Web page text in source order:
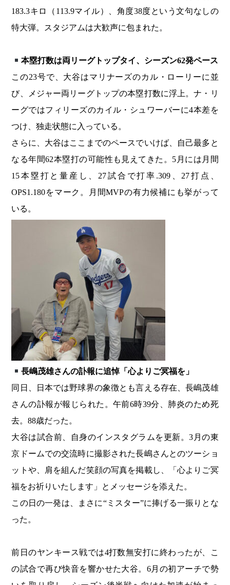
183.3キロ（113.9マイル）、角度38度という文句なしの
特大弾。スタジアムは大歓声に包まれた。
本塁打数は両リーグトップタイ、シーズン62発ペース
この23号で、大谷はマリナーズのカル・ローリーに並
び、メジャー両リーグトップの本塁打数に浮上。ナ・リ
ーグではフィリーズのカイル・シュワーバーに4本差を
つけ、独走状態に入っている。
さらに、大谷はここまでのペースでいけば、自己最多と
なる年間62本塁打の可能性も見えてきた。5月には月間
15本塁打と量産し、27試合で打率.309、27打点、
OPS1.180をマーク。月間MVPの有力候補にも挙がって
いる。
長嶋茂雄さんの訃報に追悼「心よりご冥福を」
同日、日本では野球界の象徴とも言える存在、長嶋茂雄
さんの訃報が報じられた。午前6時39分、肺炎のため死
去。88歳だった。
大谷は試合前、自身のインスタグラムを更新。3月の東
京ドームでの交流時に撮影された長嶋さんとのツーショ
ットや、肩を組んだ笑顔の写真を掲載し、「心よりご冥
福をお祈りいたします」とメッセージを添えた。
この日の一発は、まさに“ミスター”に捧げる一振りとな
った。
前日のヤンキース戦では4打数無安打に終わったが、こ
の試合で再び快音を響かせた大谷。6月の初アーチで勢